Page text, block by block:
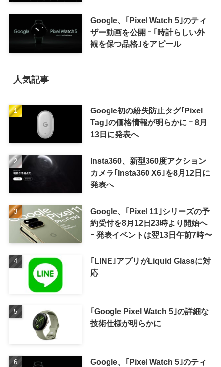
来の｢収益分配｣は廃止
Google、｢Pixel Watch 5｣のティ
ザー動画を公開 ｰ ｢時計らしい外
観を保つ品格｣をアピール
人気記事
Google初の紛失防止タグ｢Pixel
Tag｣の価格情報が明らかに ｰ 8月
13日に発表へ
Insta360、新型360度アクション
カメラ｢Insta360 X6｣を8月12日に
発表へ
Google、｢Pixel 11｣シリーズの予
約受付を8月12日23時より開始へ
ｰ 発表イベントは翌13日午前7時〜
｢LINE｣アプリがLiquid Glassに対
応
｢Google Pixel Watch 5｣の詳細な
技術仕様が明らかに
Google、｢Pixel Watch 5｣のティ